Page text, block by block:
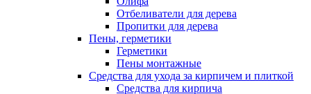
Отбеливатели для дерева
Пропитки для дерева
Пены, герметики
Герметики
Пены монтажные
Средства для ухода за кирпичем и плиткой
Средства для кирпича